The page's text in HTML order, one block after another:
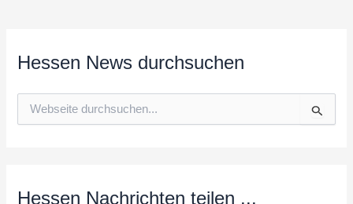
Hessen News durchsuchen
n
Hessen Nachrichten teilen ...